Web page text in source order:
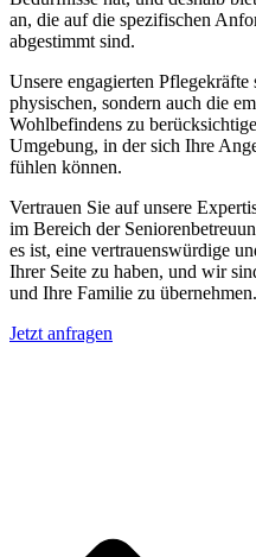
an, die auf die spezifischen
abgestimmt sind.
Unsere engagierten
physischen, sondern auch die
Wohlbefindens zu
Umgebung, in der sich Ihre
fühlen können.
Vertrauen Sie auf unsere
im Bereich der
es ist, eine vertrauenswürdige
Ihrer Seite zu haben, und wir
und Ihre Familie zu übernehmen.
Jetzt anfragen